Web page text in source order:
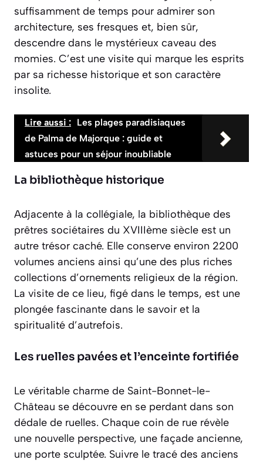
suffisamment de temps pour admirer son
architecture, ses fresques et, bien sûr,
descendre dans le mystérieux caveau des
momies. C’est une visite qui marque les esprits
par sa richesse historique et son caractère
insolite.
Lire aussi : Les plages paradisiaques
de Palma de Majorque : guide et
astuces pour un séjour inoubliable
La bibliothèque historique
Adjacente à la collégiale, la bibliothèque des
prêtres sociétaires du XVIIIème siècle est un
autre trésor caché. Elle conserve environ 2200
volumes anciens ainsi qu’une des plus riches
collections d’ornements religieux de la région.
La visite de ce lieu, figé dans le temps, est une
plongée fascinante dans le savoir et la
spiritualité d’autrefois.
Les ruelles pavées et l’enceinte fortifiée
Le véritable charme de Saint-Bonnet-le-
Château se découvre en se perdant dans son
dédale de ruelles. Chaque coin de rue révèle
une nouvelle perspective, une façade ancienne,
une porte sculptée. Suivre le tracé des anciens